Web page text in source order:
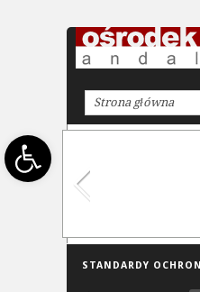
Open toolbar
STANDARDY